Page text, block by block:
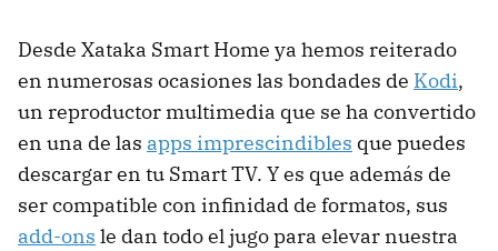
Desde Xataka Smart Home ya hemos reiterado
en numerosas ocasiones las bondades de Kodi,
un reproductor multimedia que se ha convertido
en una de las apps imprescindibles que puedes
descargar en tu Smart TV. Y es que además de
ser compatible con infinidad de formatos, sus
add-ons le dan todo el jugo para elevar nuestra